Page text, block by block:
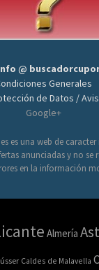
@
Generales
de Datos /
Google+
es una web de
anunciadas y no se
en la información
Almería
Caldes de Malavella